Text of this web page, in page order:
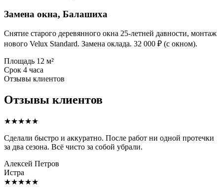
Замена окна, Балашиха
Снятие старого деревянного окна 25-летней давности, монтаж
нового Velux Standard. Замена оклада. 32 000 ₽ (с окном).
Площадь 12 м²
Срок 4 часа
Отзывы клиентов
Отзывы клиентов
★★★★★
Сделали быстро и аккуратно. После работ ни одной протечки
за два сезона. Всё чисто за собой убрали.
Алексей Петров
Истра
★★★★★